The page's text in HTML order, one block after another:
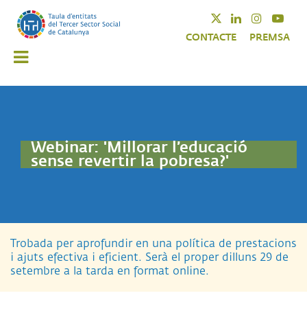
TwitterLinkedin
CONTACTE PREMSA
Trobada per aprofundir en una política de prestacions
i ajuts efectiva i eficient. Serà el proper dilluns 29 de
setembre a la tarda en format online.
Webinar: 'Millorar l’educació
sense revertir la pobresa?'